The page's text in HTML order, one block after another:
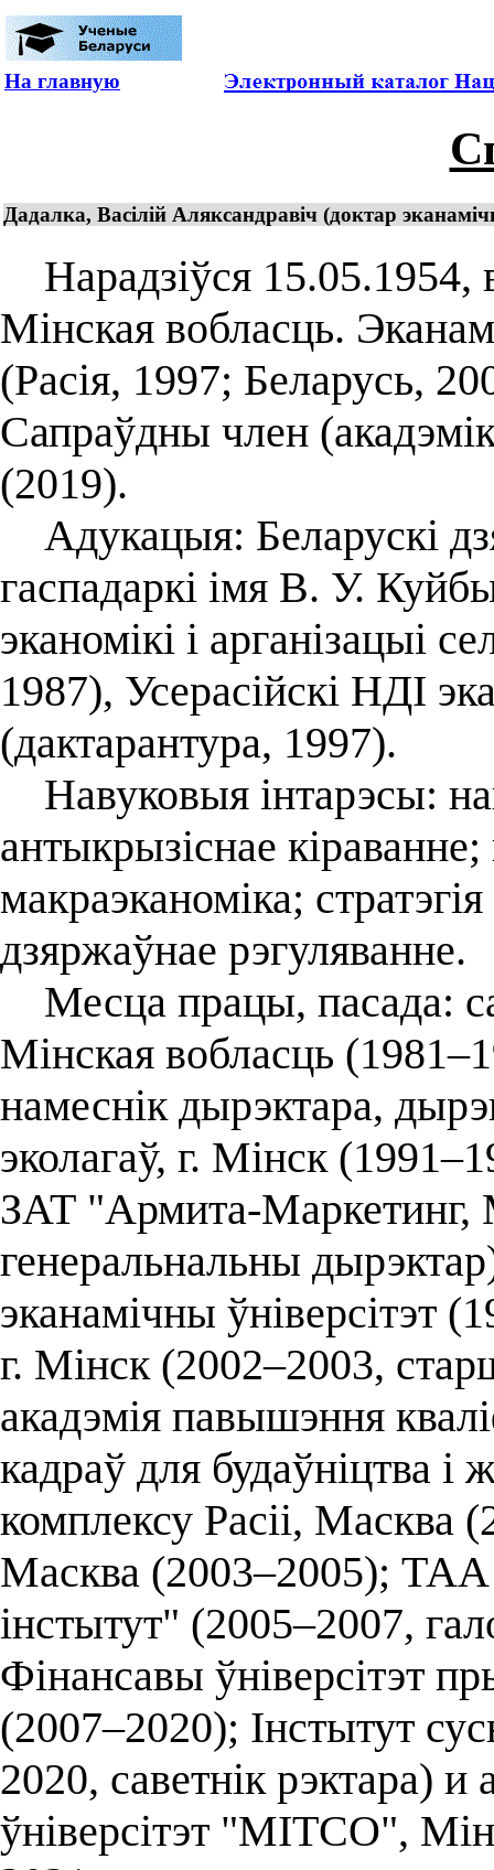
На главную
Дадалка, Васілій Аляксандравіч (доктар
Нарадзіўся 15.05.1954,
Мінская вобласць.
(Расія, 1997; Беларусь,
Сапраўдны член
(2019).
Адукацыя: Беларускі
гаспадаркі імя В. У.
эканомікі і арганізацыі
1987), Усерасійскі НДІ
(дактарантура, 1997).
Навуковыя інтарэсы:
антыкрызіснае
макраэканоміка;
дзяржаўнае рэгуляванне.
Месца працы, пасада:
Мінская вобласць
намеснік дырэктара,
эколагаў, г. Мінск
ЗАТ "Армита-Маркетинг,
генеральнальны
эканамічны ўніверсітэт
г. Мінск (2002–2003,
акадэмія павышэння
кадраў для будаўніцтва
комплексу Расіі,
Масква (2003–2005);
інстытут" (2005–2007,
Фінансавы ўніверсітэт
(2007–2020); Інстытут
2020, саветнік рэктара)
ўніверсітэт "МІТСО",